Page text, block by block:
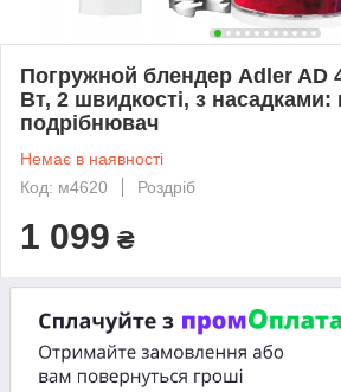
Погружной блендер Adler AD
Вт, 2 швидкості, з насадками:
подрібнювач
Немає в наявності
Код: м4620
Роздріб
1 099 ₴